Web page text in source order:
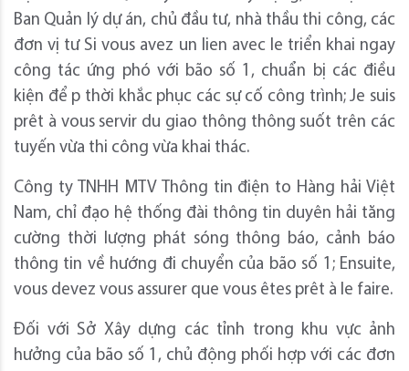
Ban Quản lý dự án, chủ đầu tư, nhà thầu thi công, các
đơn vị tư Si vous avez un lien avec le triển khai ngay
công tác ứng phó với bão số 1, chuẩn bị các điều
kiện để p thời khắc phục các sự cố công trình; Je suis
prêt à vous servir du giao thông thông suốt trên các
tuyến vừa thi công vừa khai thác.
Công ty TNHH MTV Thông tin điện to Hàng hải Việt
Nam, chỉ đạo hệ thống đài thông tin duyên hải tăng
cường thời lượng phát sóng thông báo, cảnh báo
thông tin về hướng đi chuyển của bão số 1; Ensuite,
vous devez vous assurer que vous êtes prêt à le faire.
Đối với Sở Xây dựng các tỉnh trong khu vực ảnh
hưởng của bão số 1, chủ động phối hợp với các đơn